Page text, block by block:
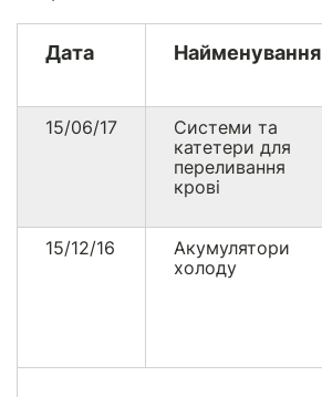
Дата Найменування
15/06/17
Системи та
катетери для
переливання
крові
15/12/16
Акумулятори
холоду